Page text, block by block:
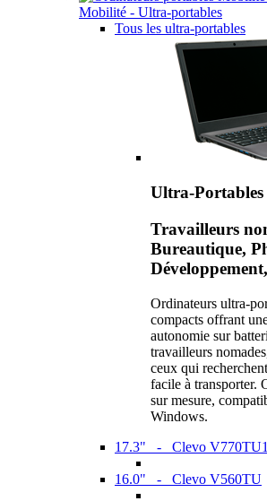
Mobilité - Ultra-portables
Tous les ultra-portables
Ultra-Portables
Travailleurs
Bureautique,
Ordinateurs ultra-
compacts offrant
autonomie sur
travailleurs
ceux qui
facile à transporter.
sur mesure,
Windows.
17.3" - Clevo
16.0" - Clevo V560TU